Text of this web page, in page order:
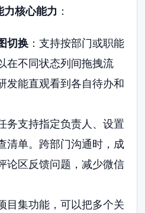
力核心能力 ：
切换：支持按部门或职能
在不同状态列间拖拽流
发能直观看到各自待办和
务支持指定负责人、设置
清单。跨部门沟通时，成
论区反馈问题，减少微信
目集功能，可以把多个关